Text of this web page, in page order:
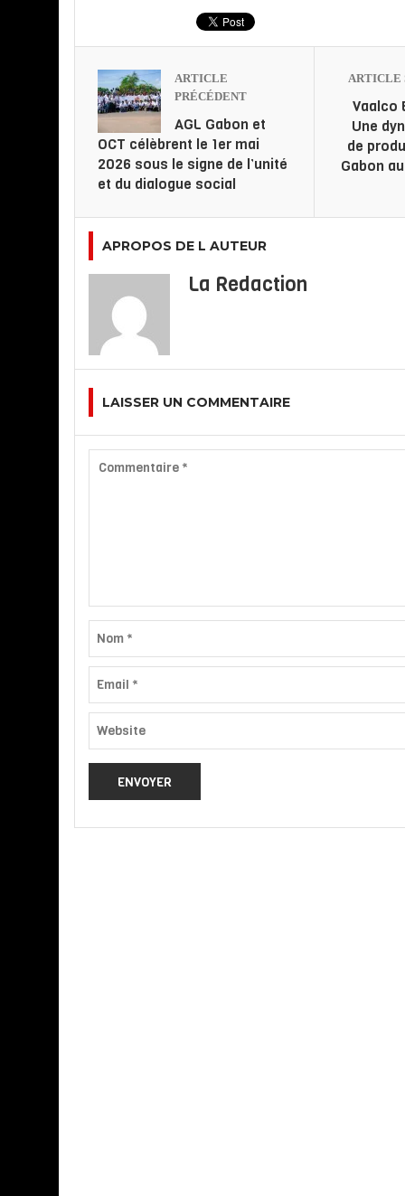
ARTICLE
PRÉCÉDENT
AGL Gabon et
OCT célèbrent le 1er mai
2026 sous le signe de l’unité
et du dialogue social
ARTICLE
Vaalco
Une
de
Gabon
APROPOS DE L AUTEUR
La Redaction
LAISSER UN COMMENTAIRE